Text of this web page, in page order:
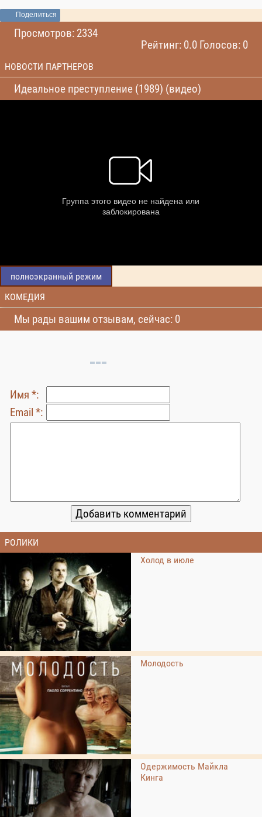
Поделиться
Просмотров: 2334
Рейтинг: 0.0 Голосов: 0
НОВОСТИ ПАРТНЕРОВ
Идеальное преступление (1989) (видео)
полноэкранный режим
КОМЕДИЯ
Мы рады вашим отзывам, сейчас: 0
Имя *:
Email *:
РОЛИКИ
Холод в июле
Молодость
Одержимость Майкла
Кинга